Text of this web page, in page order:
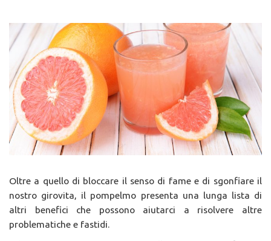
Oltre a quello di bloccare il senso di fame e di sgonfiare il
nostro girovita, il pompelmo presenta una lunga lista di
altri benefici che possono aiutarci a risolvere altre
problematiche e fastidi.